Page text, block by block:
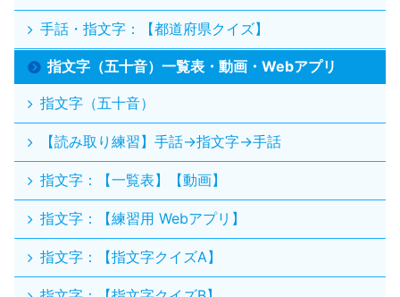
手話・指文字：【都道府県クイズ】
指文字（五十音）一覧表・動画・Webアプリ
指文字（五十音）
【読み取り練習】手話→指文字→手話
指文字：【一覧表】【動画】
指文字：【練習用 Webアプリ】
指文字：【指文字クイズA】